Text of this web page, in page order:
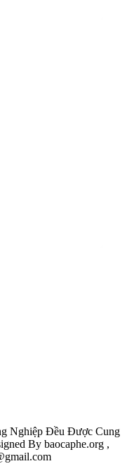
Nghiệp Đều Được Cung
By baocaphe.org ,